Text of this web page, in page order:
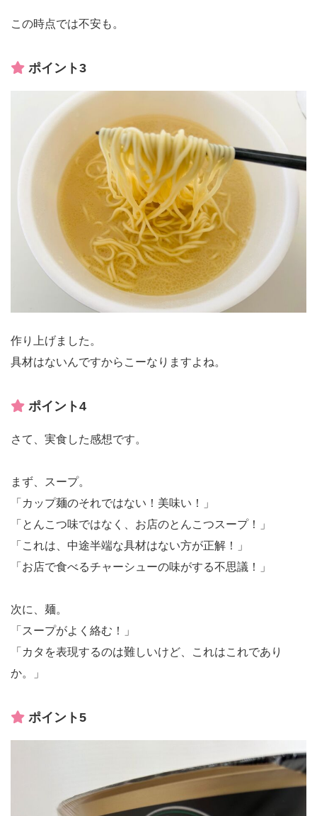
この時点では不安も。
ポイント3
作り上げました。
具材はないんですからこーなりますよね。
ポイント4
さて、実食した感想です。
まず、スープ。
「カップ麺のそれではない！美味い！」
「とんこつ味ではなく、お店のとんこつスープ！」
「これは、中途半端な具材はない方が正解！」
「お店で食べるチャーシューの味がする不思議！」
次に、麺。
「スープがよく絡む！」
「カタを表現するのは難しいけど、これはこれであり
か。」
ポイント5